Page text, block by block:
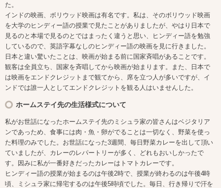
た。
インドの映画、ボリウッド映画は有名です。私は、そのボリウッド映画
を大学のヒンディー語の授業で見たことがありましたが、やはり日本で
見るのと本場で見るのとではまったく違うと思い、ヒンディー語を勉強
しているので、英語字幕なしのヒンディー語の映画を見に行きました。
日本と違い驚いたことは、映画が始まる前に国家斉唱があることです。
観客は全員立ち、国家を斉唱してから映画が始まります。また、日本で
は映画をエンドクレジットまで観てから、席を立つ人が多いですが、イ
ンドでは誰一人としてエンドクレジットを観る人はいませんした。
ホームステイ先の生活様式について
私がお世話になったホームステイ先のミシュラ家の皆さんはベジタリア
ンであっため、食事には肉・魚・卵がでることは一切なく、野菜を使っ
た料理のみでした。お世話になった3週間、毎日野菜カレーを出して頂い
ていましたが、カレーのレパートリーが多く、どれもおいしかったで
す。因みに私が一番好きだったカレーはトマトカレーです。
ヒンディー語の授業が始まるのは午後2時で、授業が終わるのは午後4時
頃、ミシュラ家に帰宅するのは午後5時頃でした。毎日、行き帰りで汗を